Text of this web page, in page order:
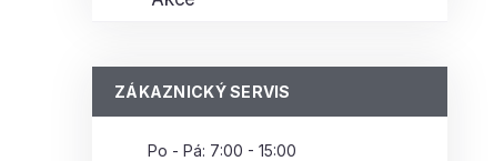
ZÁKAZNICKÝ SERVIS
Po - Pá: 7:00 - 15:00